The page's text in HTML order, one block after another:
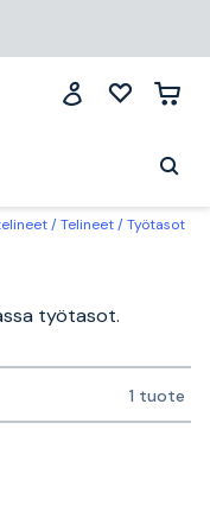
Telineet Työtasot
työtasot.
1 tuote